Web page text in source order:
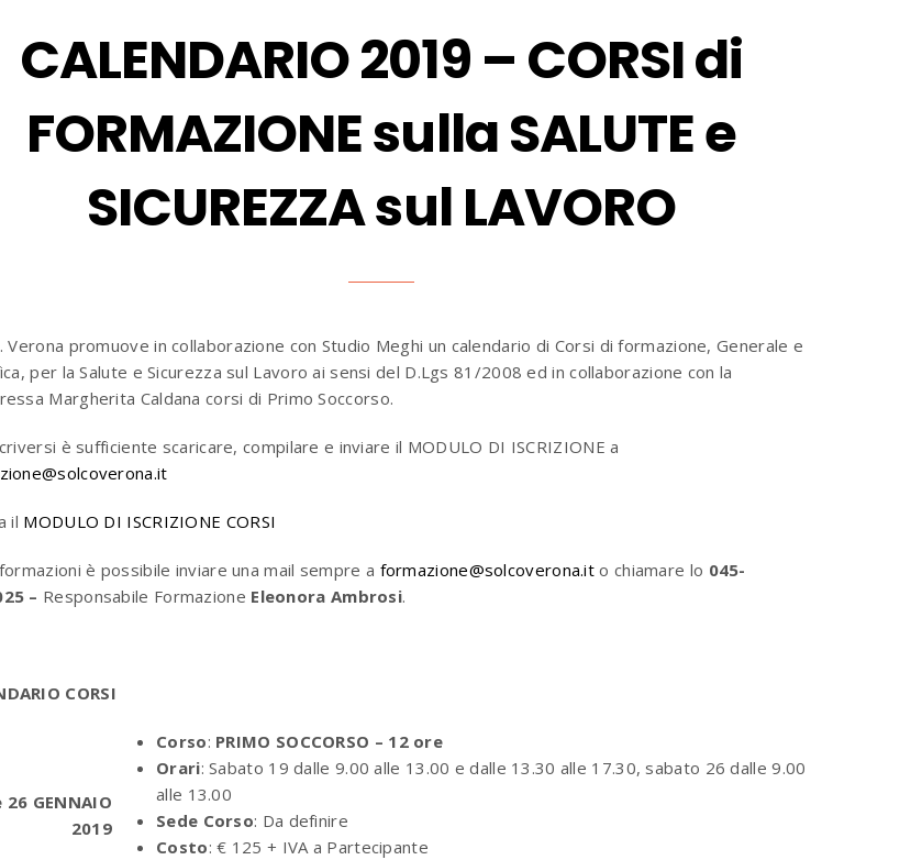
CALENDARIO 2019 – CORSI di
FORMAZIONE sulla SALUTE e
SICUREZZA sul LAVORO
Verona promuove in collaborazione con Studio Meghi un calendario di Corsi di formazione, Generale e
per la Salute e Sicurezza sul Lavoro ai sensi del D.Lgs 81/2008 ed in collaborazione con la
Margherita Caldana corsi di Primo Soccorso.
è sufficiente scaricare, compilare e inviare il MODULO DI ISCRIZIONE a
il MODULO DI ISCRIZIONE CORSI
è possibile inviare una mail sempre a formazione@solcoverona.it o chiamare lo 045-
– Responsabile Formazione Eleonora Ambrosi.
CORSI
26 GENNAIO
2019
Corso: PRIMO SOCCORSO – 12 ore
Orari: Sabato 19 dalle 9.00 alle 13.00 e dalle 13.30 alle 17.30, sabato 26 dalle 9.00
alle 13.00
Sede Corso: Da definire
Costo: € 125 + IVA a Partecipante